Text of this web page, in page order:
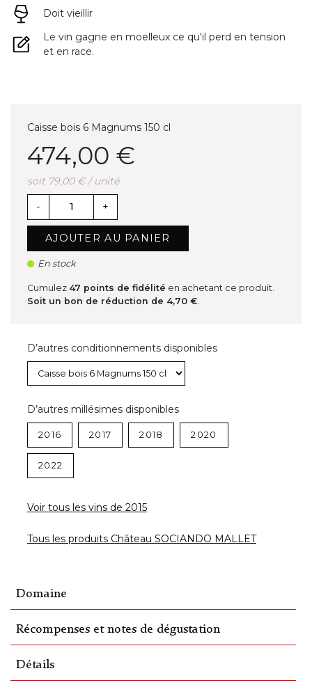
Doit vieillir
Le vin gagne en moelleux ce qu'il perd en tension
et en race.
Caisse bois 6 Magnums 150 cl
474,00 €
soit 79,00 € / unité
- +
AJOUTER AU PANIER
En stock
Cumulez 47 points de fidélité en achetant ce produit.
Soit un bon de réduction de 4,70 €.
D’autres conditionnements disponibles
D’autres millésimes disponibles
2016 2017 2018 2020
2022
Voir tous les vins de 2015
Tous les produits Château SOCIANDO MALLET
Domaine
Récompenses et notes de dégustation
Détails